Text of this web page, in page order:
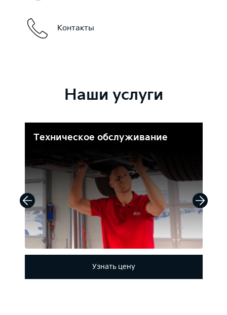
Контакты
Наши услуги
Техническое обслуживание
Узнать цену